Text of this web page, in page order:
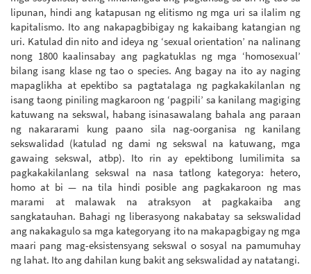
lipunan, hindi ang katapusan ng elitismo ng mga uri sa ilalim ng
kapitalismo. Ito ang nakapagbibigay ng kakaibang katangian ng
uri. Katulad din nito and ideya ng ‘sexual orientation’ na nalinang
nong 1800 kaalinsabay ang pagkatuklas ng mga ‘homosexual’
bilang isang klase ng tao o species. Ang bagay na ito ay naging
mapaglikha at epektibo sa pagtatalaga ng pagkakakilanlan ng
isang taong piniling magkaroon ng ‘pagpili’ sa kanilang magiging
katuwang na sekswal, habang isinasawalang bahala ang paraan
ng nakararami kung paano sila nag-oorganisa ng kanilang
sekswalidad (katulad ng dami ng sekswal na katuwang, mga
gawaing sekswal, atbp). Ito rin ay epektibong lumilimita sa
pagkakakilanlang sekswal na nasa tatlong kategorya: hetero,
homo at bi — na tila hindi posible ang pagkakaroon ng mas
marami at malawak na atraksyon at pagkakaiba ang
sangkatauhan. Bahagi ng liberasyong nakabatay sa sekswalidad
ang nakakagulo sa mga kategoryang ito na makapagbigay ng mga
maari pang mag-eksistensyang sekswal o sosyal na pamumuhay
ng lahat. Ito ang dahilan kung bakit ang sekswalidad ay natatangi.